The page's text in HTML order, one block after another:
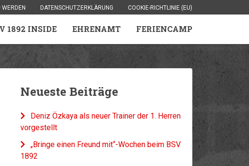
WERDEN DATENSCHUTZERKLÄRUNG COOKIE-RICHTLINIE (EU)
1892 INSIDE EHRENAMT FERIENCAMP
Neueste Beiträge
Deniz Özkaya als neuer Trainer der 1. Herren
vorgestellt
„Bringe einen Freund mit“-Wochen beim BSV
1892